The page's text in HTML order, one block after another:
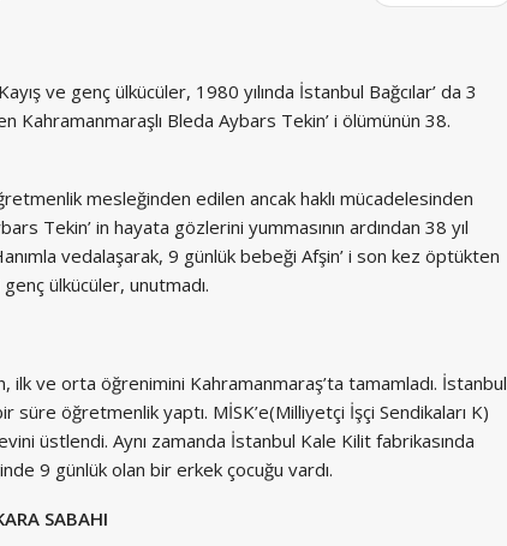
ve genç ülkücüler, 1980 yılında İstanbul Bağcılar’ da 3
Kahramanmaraşlı Bleda Aybars Tekin’ i ölümünün 38.
mesleğinden edilen ancak haklı mücadelesinden
Tekin’ in hayata gözlerini yummasının ardından 38 yıl
vedalaşarak, 9 günlük bebeği Afşin’ i son kez öptükten
ülkücüler, unutmadı.
ilk ve orta öğrenimini Kahramanmaraş’ta tamamladı. İstanbul
öğretmenlik yaptı. MİSK’e(Milliyetçi İşçi Sendikaları K)
üstlendi. Aynı zamanda İstanbul Kale Kilit fabrikasında
9 günlük olan bir erkek çocuğu vardı.
SABAHI